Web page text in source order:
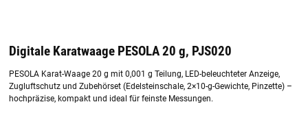
Digitale Karatwaage PESOLA 20 g, PJS020
PESOLA Karat-Waage 20 g mit 0,001 g Teilung, LED-beleuchteter Anzeige,
Zugluftschutz und Zubehörset (Edelsteinschale, 2×10-g-Gewichte, Pinzette) –
hochpräzise, kompakt und ideal für feinste Messungen.